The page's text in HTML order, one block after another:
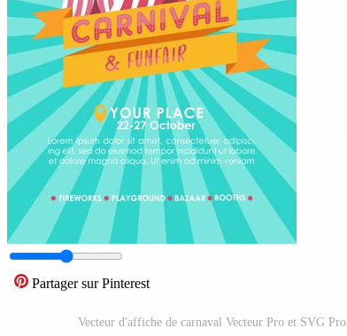
Partager sur Pinterest
Vecteur d'affiche de carnaval Vecteur Pro et SVG Pro